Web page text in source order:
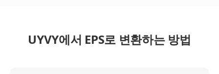
UYVY에서 EPS로 변환하는 방법